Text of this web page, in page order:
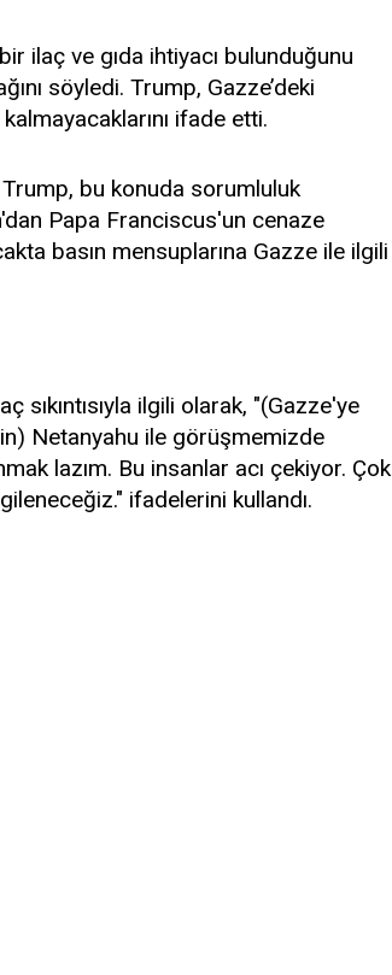
ilaç ve gıda ihtiyacı bulunduğunu
söyledi. Trump, Gazze’deki
ifade etti.
Trump, bu konuda sorumluluk
Papa Franciscus'un cenaze
basın mensuplarına Gazze ile ilgili
sıkıntısıyla ilgili olarak, "(Gazze'ye
Netanyahu ile görüşmemizde
lazım. Bu insanlar acı çekiyor. Çok
ifadelerini kullandı.